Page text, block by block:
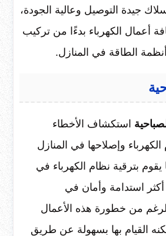
جيدة التوصيل وعالية الجودة،
أعمال الكهرباء بدءًا من تركيب
أنظمة الطاقة في المنازل.
استكشاف الأخطاء
وإصلاحها في المنازل
بترقية نظام الكهرباء في
استدامة وأمان في
من خطورة هذه الأعمال
القيام بها بسهولة عن طريق